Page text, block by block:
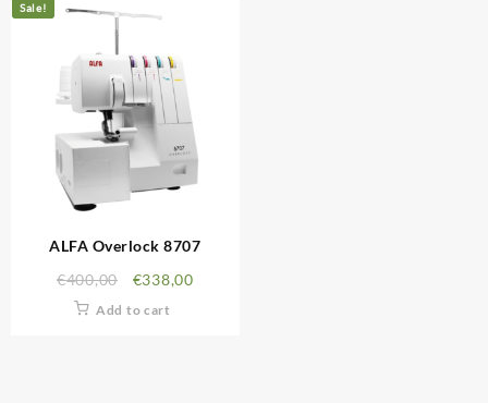
Sale!
ALFA Overlock 8707
€400,00 €338,00
Add to cart